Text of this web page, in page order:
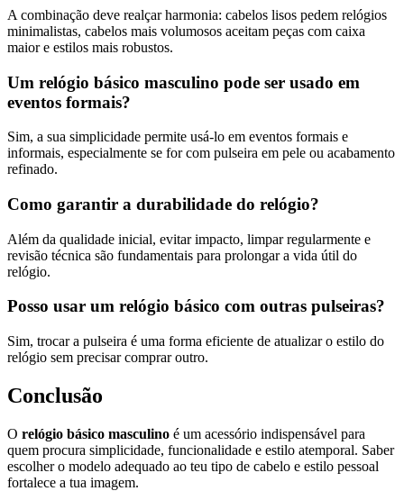
A combinação deve realçar harmonia: cabelos lisos pedem relógios
minimalistas, cabelos mais volumosos aceitam peças com caixa
maior e estilos mais robustos.
Um relógio básico masculino pode ser usado em
eventos formais?
Sim, a sua simplicidade permite usá-lo em eventos formais e
informais, especialmente se for com pulseira em pele ou acabamento
refinado.
Como garantir a durabilidade do relógio?
Além da qualidade inicial, evitar impacto, limpar regularmente e
revisão técnica são fundamentais para prolongar a vida útil do
relógio.
Posso usar um relógio básico com outras pulseiras?
Sim, trocar a pulseira é uma forma eficiente de atualizar o estilo do
relógio sem precisar comprar outro.
Conclusão
O relógio básico masculino é um acessório indispensável para
quem procura simplicidade, funcionalidade e estilo atemporal. Saber
escolher o modelo adequado ao teu tipo de cabelo e estilo pessoal
fortalece a tua imagem.